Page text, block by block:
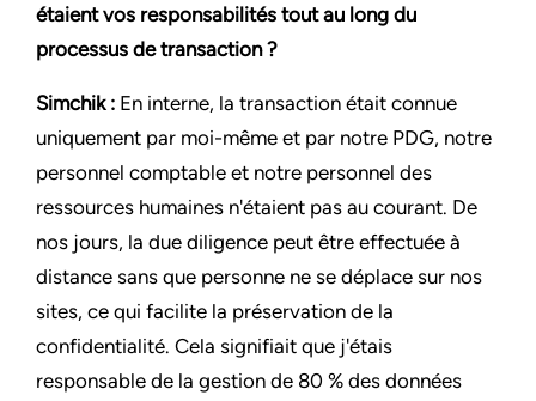
étaient vos responsabilités tout au long du
processus de transaction ?
Simchik : En interne, la transaction était connue
uniquement par moi-même et par notre PDG, notre
personnel comptable et notre personnel des
ressources humaines n'étaient pas au courant. De
nos jours, la due diligence peut être effectuée à
distance sans que personne ne se déplace sur nos
sites, ce qui facilite la préservation de la
confidentialité. Cela signifiait que j'étais
responsable de la gestion de 80 % des données